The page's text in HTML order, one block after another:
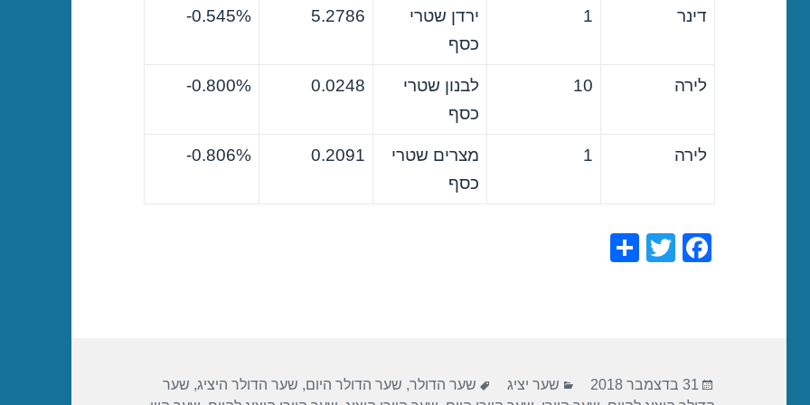
דינר 1
ירדן שטרי
כסף
5.2786
0.545%-
לירה 10
לבנון שטרי
כסף
0.0248
0.800%-
לירה 1
מצרים שטרי
כסף
0.2091
0.806%-
F
o
T
פורסם
31 בדצמבר 2018 קטגוריות
שער יציג תגיות
שער הדולר, שער הדולר היום, שער הדולר היציג, שער